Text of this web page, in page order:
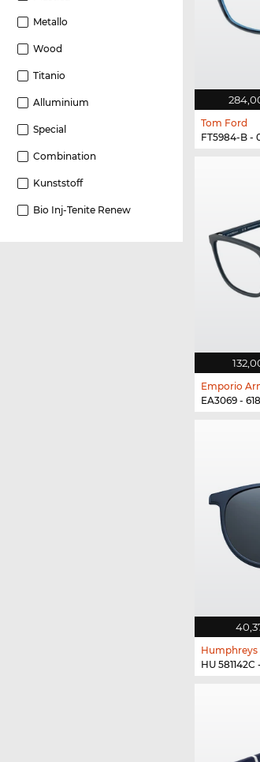
Metallo
Wood
Titanio
Alluminium
Special
Combination
Kunststoff
Bio Inj-Tenite Renew
Tom Ford
FT5984-B -
Emporio
EA3069 -
Humphreys
HU 581142C